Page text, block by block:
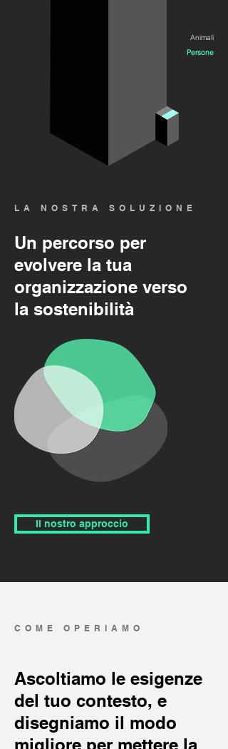
Animali
Persone
LA NOSTRA SOLUZIONE
Un percorso per
evolvere la tua
organizzazione verso
la sostenibilità
Il nostro approccio
COME OPERIAMO
Ascoltiamo le esigenze
del tuo contesto, e
disegniamo il modo
migliore per mettere la